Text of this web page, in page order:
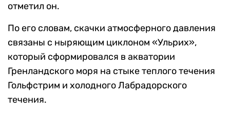
отметил он.
По его словам, скачки атмосферного давления
связаны с ныряющим циклоном «Ульрих»,
который сформировался в акватории
Гренландского моря на стыке теплого течения
Гольфстрим и холодного Лабрадорского
течения.